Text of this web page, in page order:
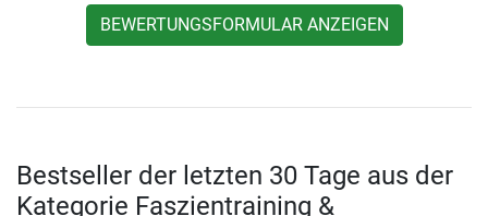
BEWERTUNGSFORMULAR ANZEIGEN
Bestseller der letzten 30 Tage aus der
Kategorie Faszientraining &